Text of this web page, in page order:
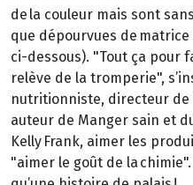
de la couleur mais sont
que dépourvues de
ci-dessous). "Tout ça pour
relève de la tromperie",
nutritionniste, directeur de
auteur de Manger sain et
Kelly Frank, aimer les
"aimer le goût de la